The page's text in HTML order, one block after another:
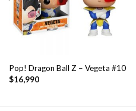
Pop! Dragon Ball Z – Vegeta #10
$16,990